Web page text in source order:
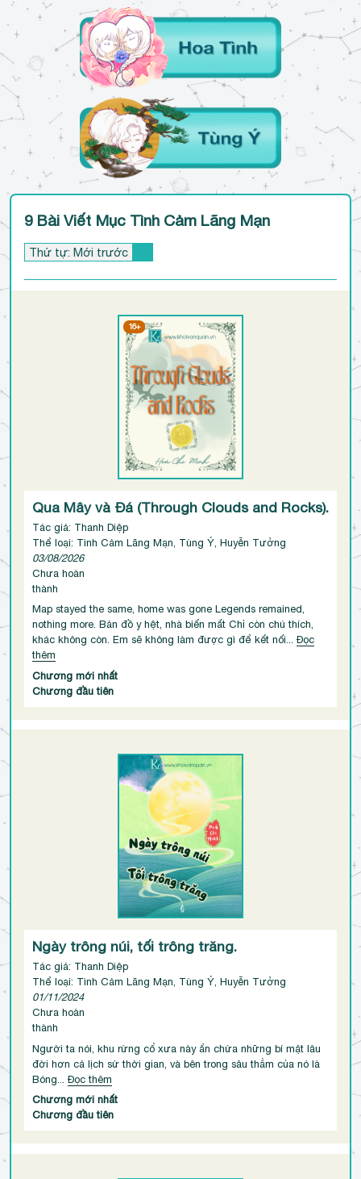
9 Bài Viết Mục Tình Cảm Lãng Mạn
16+
Qua Mây và Đá (Through Clouds and Rocks).
Tác giả: Thanh Diệp
Thể loại: Tình Cảm Lãng Mạn, Tùng Ý, Huyễn Tưởng
03/08/2026
Chưa hoàn
thành
Map stayed the same, home was gone Legends remained,
nothing more. Bản đồ y hệt, nhà biến mất Chỉ còn chú thích,
khác không còn. Em sẽ không làm được gì để kết nối... Đọc
thêm
Chương mới nhất
Chương đầu tiên
Ngày trông núi, tối trông trăng.
Tác giả: Thanh Diệp
Thể loại: Tình Cảm Lãng Mạn, Tùng Ý, Huyễn Tưởng
01/11/2024
Chưa hoàn
thành
Người ta nói, khu rừng cổ xưa này ẩn chứa những bí mật lâu
đời hơn cả lịch sử thời gian, và bên trong sâu thẳm của nó là
Bóng... Đọc thêm
Chương mới nhất
Chương đầu tiên